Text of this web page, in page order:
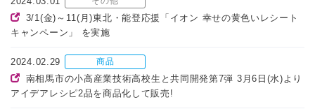
3/1(金)～11(月)東北・能登応援「イオン 幸せの黄色いレシート
キャンペーン」 を実施
2024.02.29 商品
南相馬市の小高産業技術高校生と共同開発第7弾 3月6日(水)より
アイデアレシピ2品を商品化して販売!